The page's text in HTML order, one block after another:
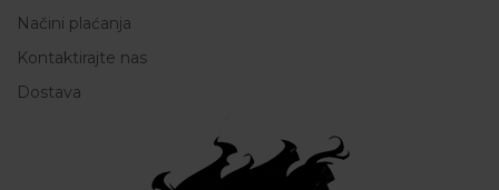
Načini plaćanja
Kontaktirajte nas
Dostava